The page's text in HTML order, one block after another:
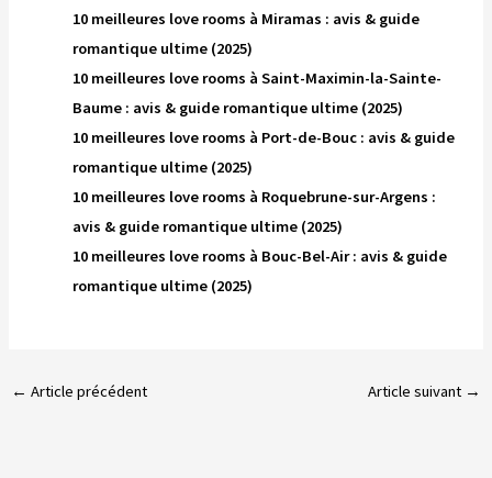
10 meilleures love rooms à Miramas : avis & guide
romantique ultime (2025)
10 meilleures love rooms à Saint-Maximin-la-Sainte-
Baume : avis & guide romantique ultime (2025)
10 meilleures love rooms à Port-de-Bouc : avis & guide
romantique ultime (2025)
10 meilleures love rooms à Roquebrune-sur-Argens :
avis & guide romantique ultime (2025)
10 meilleures love rooms à Bouc-Bel-Air : avis & guide
romantique ultime (2025)
← Article précédent Article suivant →